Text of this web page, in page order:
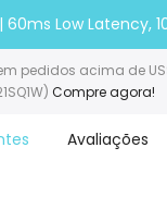
60ms Low Latency,
pedidos acima de
Compre agora!
Avaliações